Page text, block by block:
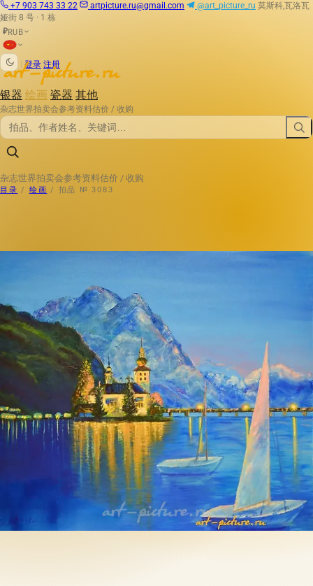
+7 903 743 33 22 artpicture.ru@gmail.com @art_picture_ru 莫斯科,瓦洛瓦
娅街 8 号 · 1 栋
₽RUB
登录 注册
银器 绘画 瓷器 其他
杂志世界拍卖会参考资料估价 / 收购
杂志世界拍卖会参考资料估价 / 收购
目录 / 绘画 / 拍品 № 3083